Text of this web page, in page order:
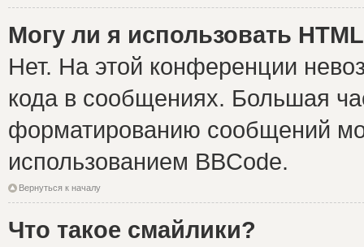
Могу ли я использовать
Нет. На этой конференции
кода в сообщениях. Большая
форматированию сообщений
использованием BBCode.
Вернуться к началу
Что такое смайлики?